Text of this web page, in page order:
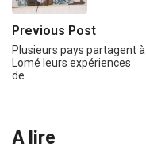
Previous Post
Plusieurs pays partagent à
Lomé leurs expériences
de…
A lire